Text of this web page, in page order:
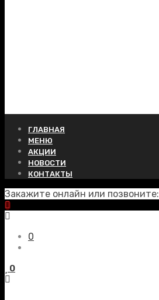
ГЛАВНАЯ
МЕНЮ
АКЦИИ
НОВОСТИ
КОНТАКТЫ
Закажите онлайн или позвоните:
0
0